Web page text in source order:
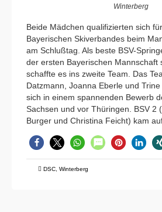
Winterberg
Beide Mädchen qualifizierten sich
Bayerischen Skiverbandes beim
am Schlußtag. Als beste BSV-
der ersten Bayerischen Mannschaft
schaffte es ins zweite Team. Das
Datzmann, Joanna Eberle und
sich in einem spannenden Bewerb
Sachsen und vor Thüringen. BSV 2
Burger und Christina Feicht) kam
DSC Winterberg